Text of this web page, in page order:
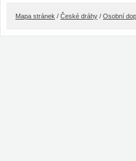
Mapa stránek / České dráhy / Osobní